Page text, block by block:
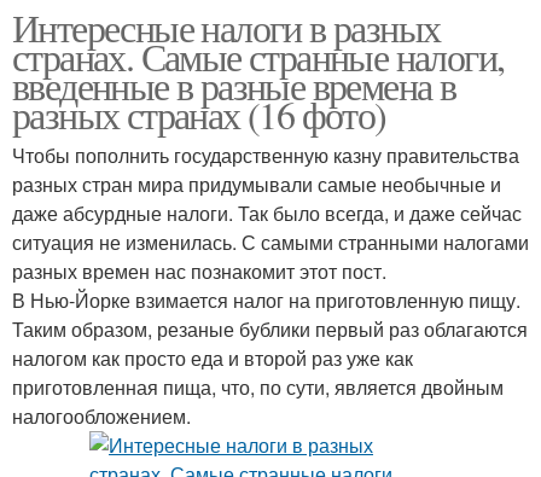
Интересные налоги в разных
странах. Самые странные налоги,
введенные в разные времена в
разных странах (16 фото)
Чтобы пополнить государственную казну правительства
разных стран мира придумывали самые необычные и
даже абсурдные налоги. Так было всегда, и даже сейчас
ситуация не изменилась. С самыми странными налогами
разных времен нас познакомит этот пост.
В Нью-Йорке взимается налог на приготовленную пищу.
Таким образом, резаные бублики первый раз облагаются
налогом как просто еда и второй раз уже как
приготовленная пища, что, по сути, является двойным
налогообложением.